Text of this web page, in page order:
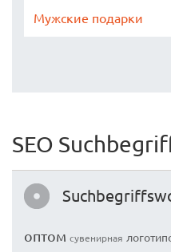
Мужские подарки
SEO
оптом сувенирная